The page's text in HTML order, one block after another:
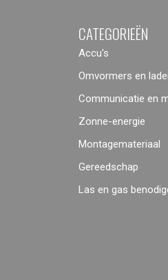
CATEGORIEËN
Accu's
Omvormers en
Communicatie en
Zonne-energie
Montagemateriaal
Gereedschap
Las en gas